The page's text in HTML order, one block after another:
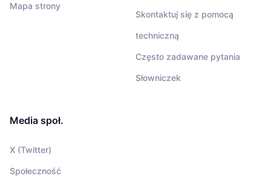
Mapa strony
Skontaktuj się z pomocą
techniczną
Często zadawane pytania
Słowniczek
Media społ.
X (Twitter)
Społeczność